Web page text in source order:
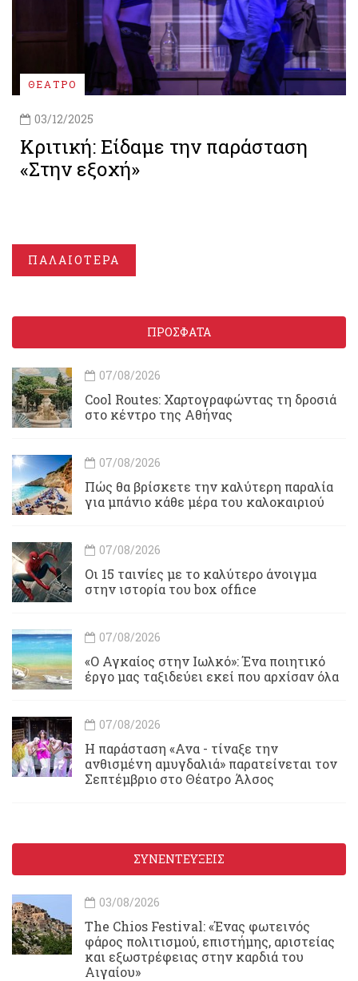
ΘΕΑΤΡΟ
03/12/2025
Κριτική: Είδαμε την παράσταση
«Στην εξοχή»
ΠΑΛΑΙΟΤΕΡΑ
ΠΡΟΣΦΑΤΑ
07/08/2026
Cool Routes: Χαρτογραφώντας τη δροσιά
στο κέντρο της Αθήνας
07/08/2026
Πώς θα βρίσκετε την καλύτερη παραλία
για μπάνιο κάθε μέρα του καλοκαιριού
07/08/2026
Οι 15 ταινίες με το καλύτερο άνοιγμα
στην ιστορία του box office
07/08/2026
«Ο Αγκαίος στην Ιωλκό»: Ένα ποιητικό
έργο μας ταξιδεύει εκεί που αρχίσαν όλα
07/08/2026
Η παράσταση «Ανα - τίναξε την
ανθισμένη αμυγδαλιά» παρατείνεται τον
Σεπτέμβριο στο Θέατρο Άλσος
ΣΥΝΕΝΤΕΥΞΕΙΣ
03/08/2026
Τhe Chios Festival: «Ένας φωτεινός
φάρος πολιτισμού, επιστήμης, αριστείας
και εξωστρέφειας στην καρδιά του
Αιγαίου»